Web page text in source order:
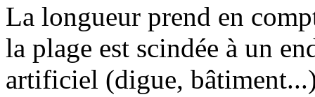
La longueur prend en
la plage est scindée à un
artificiel (digue,